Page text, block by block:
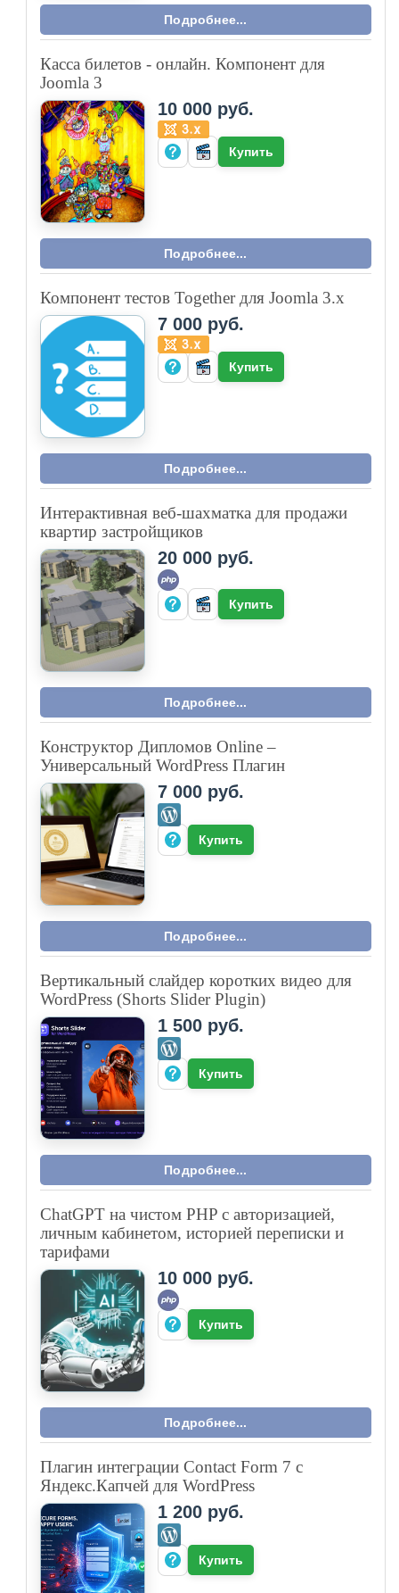
Подробнее...
Касса билетов - онлайн. Компонент для
Joomla 3
10 000 руб.
Купить
Подробнее...
Компонент тестов Together для Joomla 3.x
7 000 руб.
Купить
Подробнее...
Интерактивная веб-шахматка для продажи
квартир застройщиков
20 000 руб.
Купить
Подробнее...
Конструктор Дипломов Online –
Универсальный WordPress Плагин
7 000 руб.
Купить
Подробнее...
Вертикальный слайдер коротких видео для
WordPress (Shorts Slider Plugin)
1 500 руб.
Купить
Подробнее...
ChatGPT на чистом PHP с авторизацией,
личным кабинетом, историей переписки и
тарифами
10 000 руб.
Купить
Подробнее...
Плагин интеграции Contact Form 7 с
Яндекс.Капчей для WordPress
1 200 руб.
Купить